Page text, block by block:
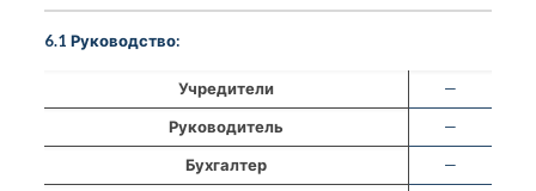
6.1 Руководство:
Учредители
—
Руководитель
—
Бухгалтер
—